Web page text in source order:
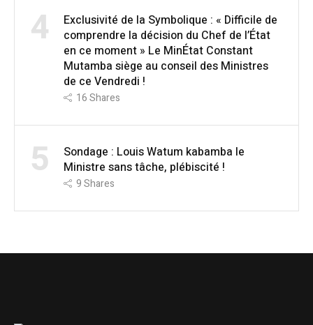
4
Exclusivité de la Symbolique : « Difficile de
comprendre la décision du Chef de l’État
en ce moment » Le MinÉtat Constant
Mutamba siège au conseil des Ministres
de ce Vendredi !
16Shares
5
Sondage : Louis Watum kabamba le
Ministre sans tâche, plébiscité !
9Shares